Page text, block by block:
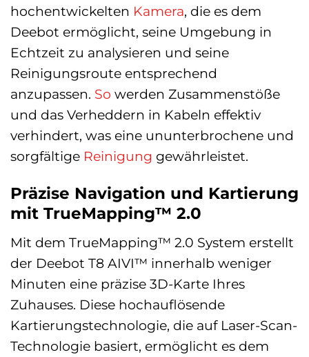
hochentwickelten Kamera, die es dem
Deebot ermöglicht, seine Umgebung in
Echtzeit zu analysieren und seine
Reinigungsroute entsprechend
anzupassen. So werden Zusammenstöße
und das Verheddern in Kabeln effektiv
verhindert, was eine ununterbrochene und
sorgfältige Reinigung gewährleistet.
Präzise Navigation und Kartierung
mit TrueMapping™ 2.0
Mit dem TrueMapping™ 2.0 System erstellt
der Deebot T8 AIVI™ innerhalb weniger
Minuten eine präzise 3D-Karte Ihres
Zuhauses. Diese hochauflösende
Kartierungstechnologie, die auf Laser-Scan-
Technologie basiert, ermöglicht es dem